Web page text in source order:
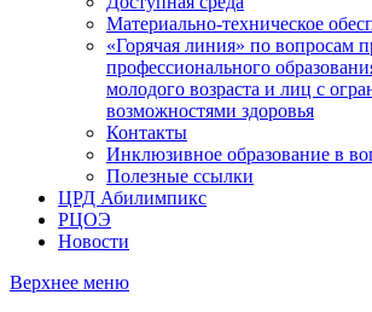
Материально-техническое
«Горячая линия» по вопросам
профессионального
молодого возраста и лиц с
возможностями здоровья
Контакты
Инклюзивное образование в
Полезные ссылки
ЦРД Абилимпикс
РЦОЭ
Новости
Верхнее меню